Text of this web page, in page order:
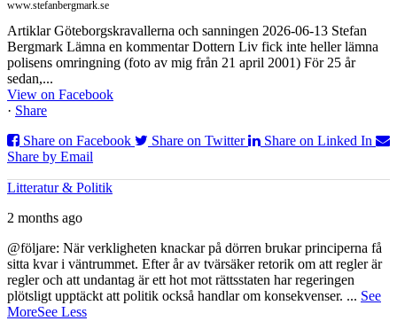
www.stefanbergmark.se
Artiklar Göteborgskravallerna och sanningen 2026-06-13 Stefan
Bergmark Lämna en kommentar Dottern Liv fick inte heller lämna
polisens omringning (foto av mig från 21 april 2001) För 25 år
sedan,...
View on Facebook
· Share
Share on Facebook
Share on Twitter
Share on Linked In
Share by Email
Litteratur & Politik
2 months ago
@följare: När verkligheten knackar på dörren brukar principerna få
sitta kvar i väntrummet. Efter år av tvärsäker retorik om att regler är
regler och att undantag är ett hot mot rättsstaten har regeringen
plötsligt upptäckt att politik också handlar om konsekvenser. ... See
MoreSee Less